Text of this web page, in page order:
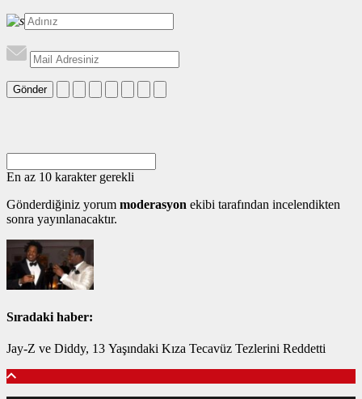
Gönder
En az 10 karakter gerekli
Gönderdiğiniz yorum moderasyon ekibi tarafından incelendikten
sonra yayınlanacaktır.
Sıradaki haber:
Jay-Z ve Diddy, 13 Yaşındaki Kıza Tecavüz Tezlerini Reddetti